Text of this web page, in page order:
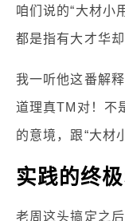
咱们说的“大材小
都是指有大才华
我一听他这番解
道理真TM对！不
的意境，跟“大材
实践的终
老周这头搞定之